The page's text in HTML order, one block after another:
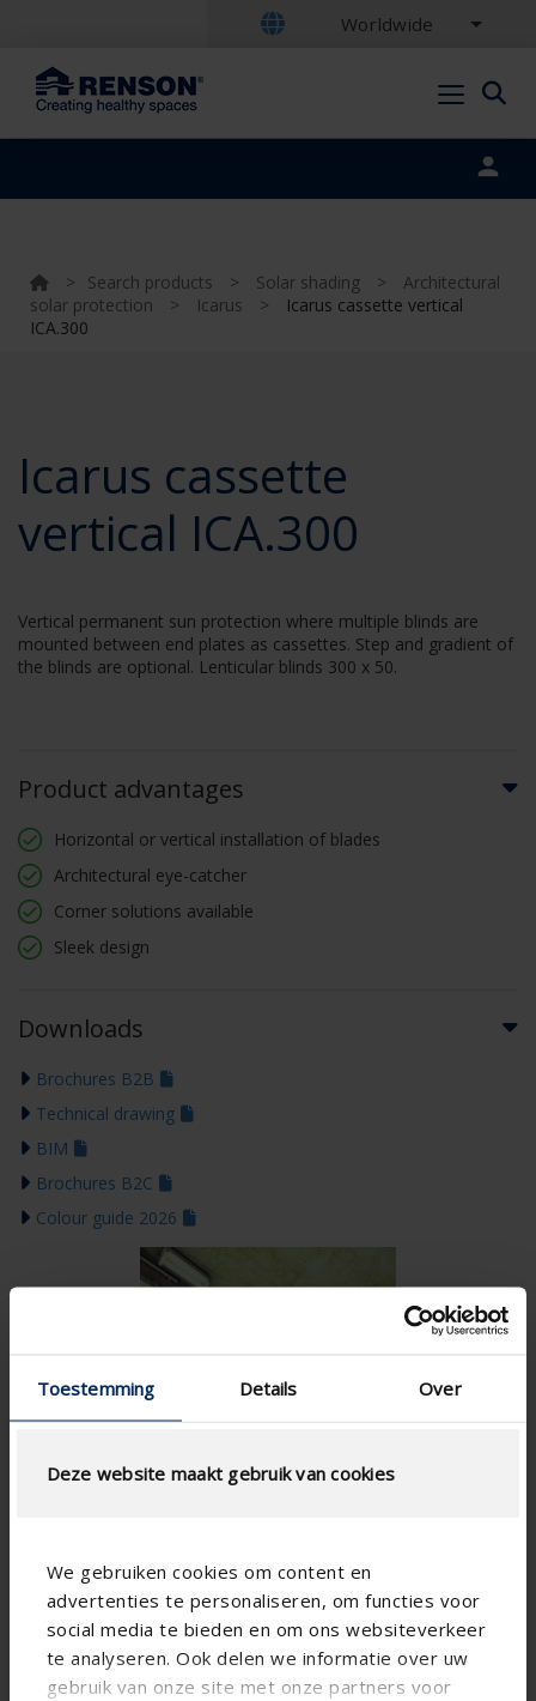
Toestemming Details Over
Deze website maakt gebruik van cookies
We gebruiken cookies om content en
advertenties te personaliseren, om functies voor
social media te bieden en om ons websiteverkeer
te analyseren. Ook delen we informatie over uw
gebruik van onze site met onze partners voor
Worldwide
> Search products > Solar shading >
Architectural
solar protection
> Icarus >
Icarus cassette vertical
ICA.300
Icarus cassette
vertical ICA.300
Vertical permanent sun protection where multiple blinds are
mounted between end plates as cassettes. Step and gradient of
the blinds are optional. Lenticular blinds 300 x 50.
Product advantages
Horizontal or vertical installation of blades
Architectural eye-catcher
Corner solutions available
Sleek design
Downloads
Brochures B2B
Technical drawing
BIM
Brochures B2C
Colour guide 2026